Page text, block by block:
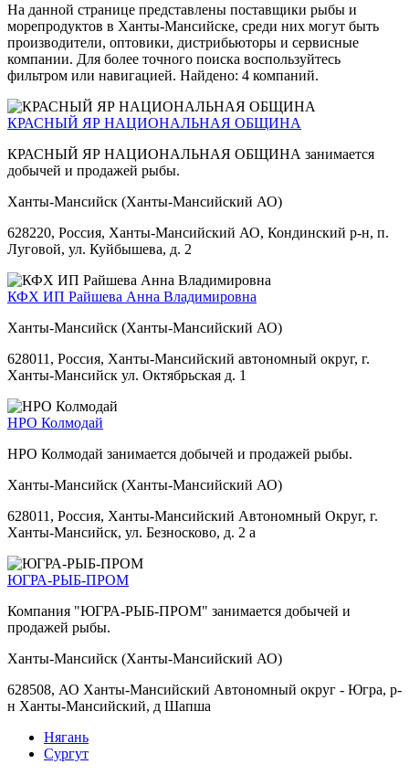
На данной странице представлены поставщики рыбы и
морепродуктов в Ханты-Мансийске, среди них могут быть
производители, оптовики, дистрибьюторы и сервисные
компании. Для более точного поиска воспользуйтесь
фильтром или навигацией. Найдено: 4 компаний.
КРАСНЫЙ ЯР НАЦИОНАЛЬНАЯ ОБЩИНА
КРАСНЫЙ ЯР НАЦИОНАЛЬНАЯ ОБЩИНА занимается
добычей и продажей рыбы.
Ханты-Мансийск (Ханты-Мансийский АО)
628220, Россия, Ханты-Мансийский АО, Кондинский р-н, п.
Луговой, ул. Куйбышева, д. 2
КФХ ИП Райшева Анна Владимировна
Ханты-Мансийск (Ханты-Мансийский АО)
628011, Россия, Ханты-Мансийский автономный округ, г.
Ханты-Мансийск ул. Октябрьская д. 1
НРО Колмодай
НРО Колмодай занимается добычей и продажей рыбы.
Ханты-Мансийск (Ханты-Мансийский АО)
628011, Россия, Ханты-Мансийский Автономный Округ, г.
Ханты-Мансийск, ул. Безносково, д. 2 а
ЮГРА-РЫБ-ПРОМ
Компания "ЮГРА-РЫБ-ПРОМ" занимается добычей и
продажей рыбы.
Ханты-Мансийск (Ханты-Мансийский АО)
628508, АО Ханты-Мансийский Автономный округ - Югра, р-
н Ханты-Мансийский, д Шапша
Нягань
Сургут